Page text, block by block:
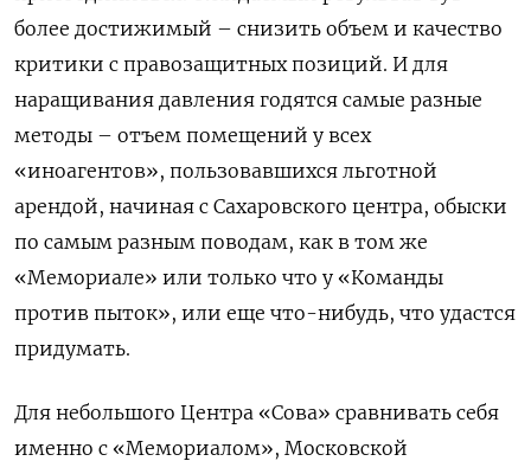
более достижимый – снизить объем и качество
критики с правозащитных позиций. И для
наращивания давления годятся самые разные
методы – отъем помещений у всех
«иноагентов», пользовавшихся льготной
арендой, начиная с Сахаровского центра, обыски
по самым разным поводам, как в том же
«Мемориале» или только что у «Команды
против пыток», или еще что-нибудь, что удастся
придумать.
Для небольшого Центра «Сова» сравнивать себя
именно с «Мемориалом», Московской